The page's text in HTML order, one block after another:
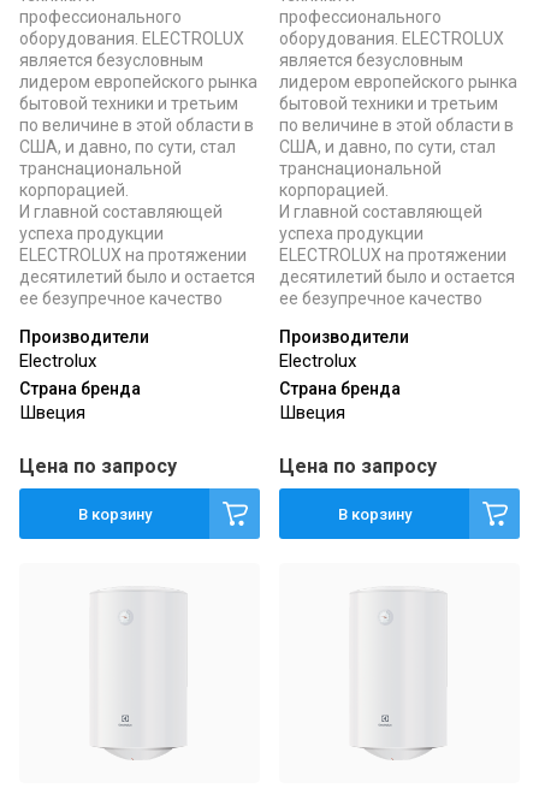
профессионального
оборудования. ELECTROLUX
является безусловным
лидером европейского рынка
бытовой техники и третьим
по величине в этой области в
США, и давно, по сути, стал
транснациональной
корпорацией.
И главной составляющей
успеха продукции
ELECTROLUX на протяжении
десятилетий было и остается
ее безупречное качество
Производители
Electrolux
Страна бренда
Швеция
Цена по запросу
В корзину
профессионального
оборудования. ELECTROLUX
является безусловным
лидером европейского рынка
бытовой техники и третьим
по величине в этой области в
США, и давно, по сути, стал
транснациональной
корпорацией.
И главной составляющей
успеха продукции
ELECTROLUX на протяжении
десятилетий было и остается
ее безупречное качество
Производители
Electrolux
Страна бренда
Швеция
Цена по запросу
В корзину